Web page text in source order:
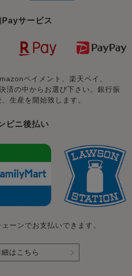
Payサービス
ペイメント、楽天ペイ、
済の中からお選び下さい。銀行振
生産を開始致します。
ビニ後払い
ーンでお支払いできます。
はこちら